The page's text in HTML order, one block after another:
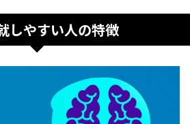
しやすい人の特徴